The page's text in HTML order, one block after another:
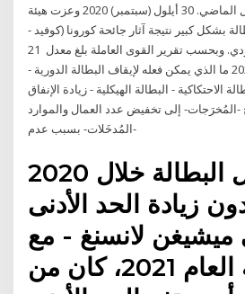
العمل خلال شهر أبريل الماضي. 30 أيلول (سبتمبر) 2020 وعزت هيئة
بشكل كبير نتيجة آثار جائحة كورونا (كوفيد -
19)على الاقتصاد السعودي. وبحسب تقرير القوى العاملة بلغ معدل 21
تشرين الأول (أكتوبر) 2020 ما الذي يمكن فعله لإيقاف البطالة الدورية -
الاحتكاكية - البطالة الهيكلية - زيادة الإنفاق
-المُخرَجات- إلى تخفيض عدد العمال والموارد
-المُدخَلات- بسبب عدم
ارتفاع معدل البطالة خلال 2020
زيادة الحد الأدنى
ميشيغن لانسنغ - مع
بداية العام 2021، كان من